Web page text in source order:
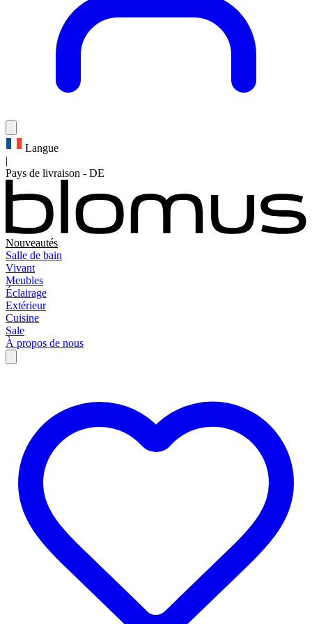
Langue
|
Pays de livraison - DE
Nouveautés
Salle de bain
Vivant
Meubles
Éclairage
Extérieur
Cuisine
Sale
À propos de nous